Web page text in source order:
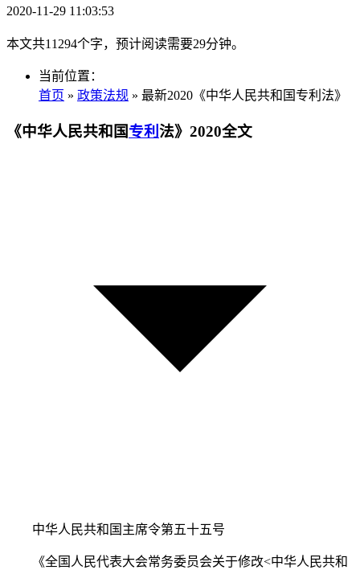
2020-11-29 11:03:53
本文共11294个字，预计阅读需要29分钟。
当前位置：
首页 » 政策法规 » 最新2020《中华人民共和国专利法》
《中华人民共和国专利 法》2020全文
中华人民共和国主席令第五十五号
《全国人民代表大会常务委员会关于修改<中华人民共和